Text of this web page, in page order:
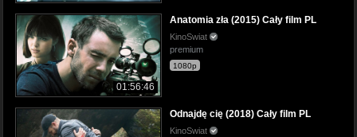
01:56:46
Anatomia zła (2015) Cały film PL
KinoSwiat
premium
1080p
Odnajdę cię (2018) Cały film PL
KinoSwiat